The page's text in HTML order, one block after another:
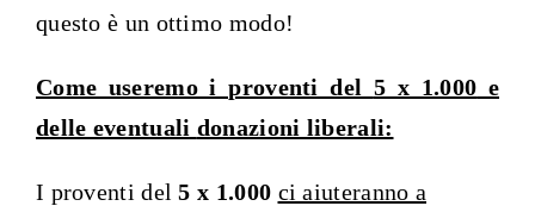
questo è un ottimo modo!
Come useremo i proventi del 5 x 1.000 e
delle eventuali donazioni liberali:
I proventi del5 x 1.000 ci aiuteranno a